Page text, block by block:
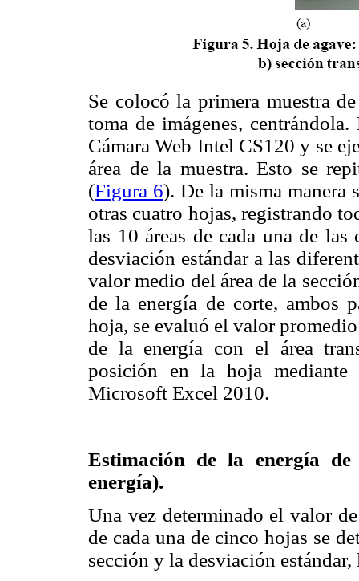
Se colocó la primera muestra
toma de imágenes,
Cámara Web Intel CS120 y se
área de la muestra. Esto se
(Figura 6). De la misma manera
otras cuatro hojas, registrando
las 10 áreas de cada una de
desviación estándar a las
valor medio del área de la
de la energía de corte, ambos
hoja, se evaluó el valor
de la energía con el área
posición en la hoja mediante
Microsoft Excel 2010.
Estimación de la energía
energía).
Una vez determinado el valor
de cada una de cinco hojas se
sección y la desviación